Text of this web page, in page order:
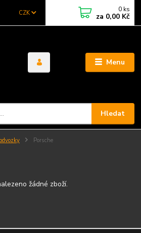
Menu
CZK
Hledat
0 ks
za 0,00 Kč
Porsche
žádné zboží.